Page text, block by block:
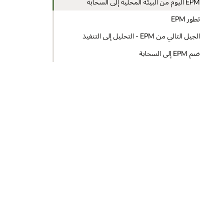
تطور EPM
الجيل التالي من EPM - التحليل إلى التنفيذ
ضم EPM إلى السحابة